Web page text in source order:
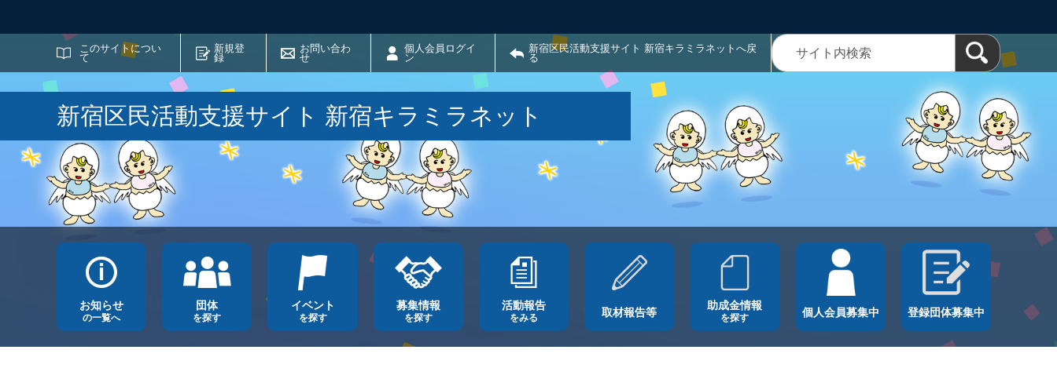
このサイトについ
て
新規登
録
お問い合わ
せ
個人会員ログイ
ン
新宿区民活動支援サイト 新宿キラミラネットへ戻
る
サイト内検索
新宿区民活動支援サイト 新宿キラミラネット
お知らせ
の一覧へ
団体
を探す
イベント
を探す
募集情報
を探す
活動報告
をみる 取材報告等
助成金情報
を探す 個人会員募集中 登録団体募集中